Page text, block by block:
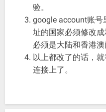
验。
google account账号
址的国家必须修改
必须是大陆和香港澳
以上都改了的话，
连接上了。